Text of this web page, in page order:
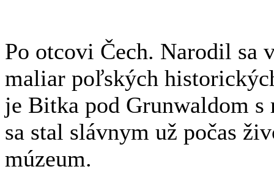
Po otcovi Čech. Narodil sa
maliar poľských
je Bitka pod Grunwaldom
sa stal slávnym už počas
múzeum.